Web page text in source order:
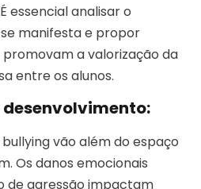
essencial analisar o
manifesta e propor
a valorização da
entre os alunos.
vão além do espaço
Os danos emocionais
de agressão impactam